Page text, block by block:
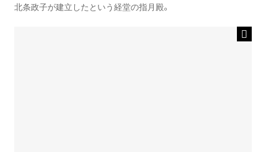
北条政子が建立したという経堂の指月殿。